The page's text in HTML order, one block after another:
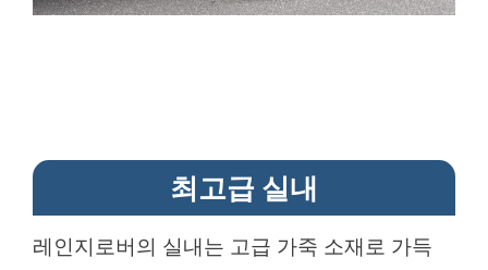
최고급 실내
레인지로버의 실내는 고급 가죽 소재로 가득